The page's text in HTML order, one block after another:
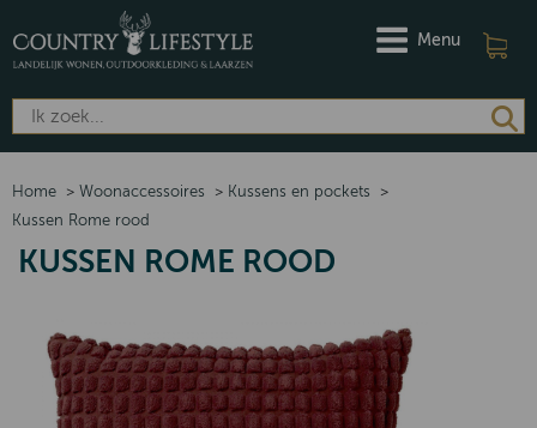
Menu
Home > Woonaccessoires > Kussens en pockets
>
Kussen Rome rood
KUSSEN ROME ROOD